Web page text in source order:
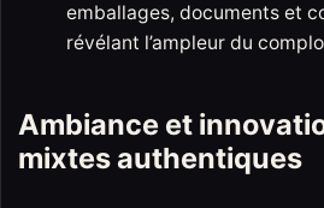
emballages, documents et
révélant l’ampleur du
Ambiance et
mixtes authentiques